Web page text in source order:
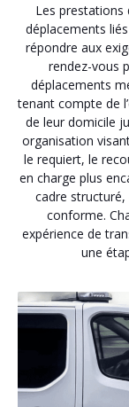
Les prestations
déplacements
répondre aux
rendez-vous
déplacements
tenant compte de
de leur domicile
organisation
le requiert, le
en charge plus
cadre
conforme.
expérience de
une